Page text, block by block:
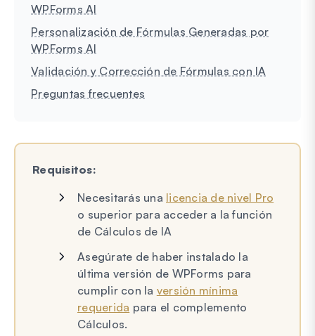
WPForms AI
Personalización de Fórmulas Generadas por
WPForms AI
Validación y Corrección de Fórmulas con IA
Preguntas frecuentes
Requisitos:
Necesitarás una licencia de nivel Pro
o superior para acceder a la función
de Cálculos de IA
Asegúrate de haber instalado la
última versión de WPForms para
cumplir con la versión mínima
requerida para el complemento
Cálculos.